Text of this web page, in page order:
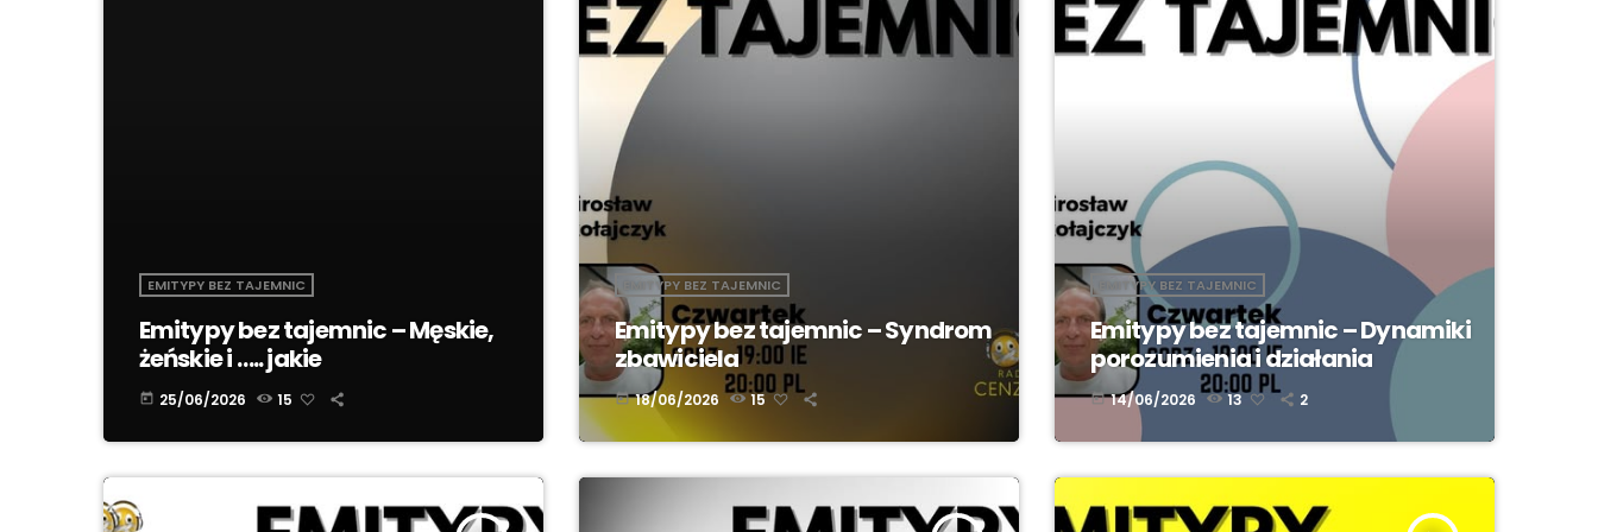
EMITYPY BEZ TAJEMNIC
Emitypy bez tajemnic – Męskie,
żeńskie i ….. jakie
today 25/06/2026 15
EMITYPY BEZ TAJEMNIC
Emitypy bez tajemnic – Syndrom
zbawiciela
today 18/06/2026 15
EMITYPY BEZ TAJEMNIC
Emitypy bez tajemnic – Dynamiki
porozumienia i działania
today 14/06/2026 13 2